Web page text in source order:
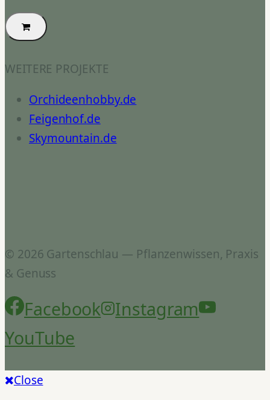
WEITERE PROJEKTE
Orchideenhobby.de
Feigenhof.de
Skymountain.de
© 2026 Gartenschlau — Pflanzenwissen, Praxis
& Genuss
Facebook
Instagram
YouTube
Close